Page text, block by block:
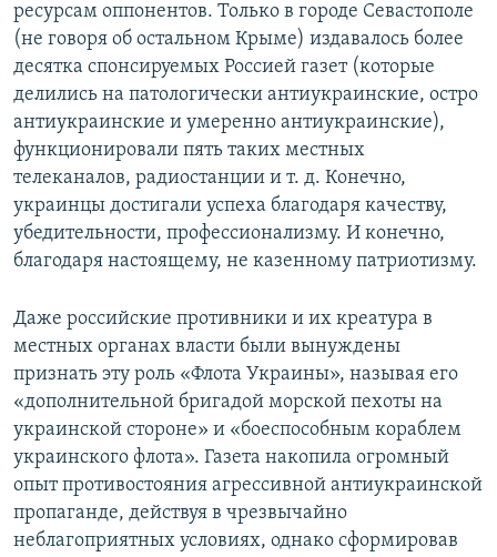
ресурсам оппонентов. Только в городе Севастополе
(не говоря об остальном Крыме) издавалось более
десятка спонсируемых Россией газет (которые
делились на патологически антиукраинские, остро
антиукраинские и умеренно антиукраинские),
функционировали пять таких местных
телеканалов, радиостанции и т. д. Конечно,
украинцы достигали успеха благодаря качеству,
убедительности, профессионализму. И конечно,
благодаря настоящему, не казенному патриотизму.
Даже российские противники и их креатура в
местных органах власти были вынуждены
признать эту роль «Флота Украины», называя его
«дополнительной бригадой морской пехоты на
украинской стороне» и «боеспособным кораблем
украинского флота». Газета накопила огромный
опыт противостояния агрессивной антиукраинской
пропаганде, действуя в чрезвычайно
неблагоприятных условиях, однако сформировав